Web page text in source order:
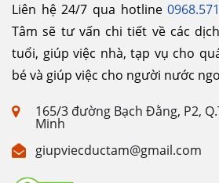
Liên hệ 24/7 qua hotline
Tâm sẽ tư vấn chi tiết về các
tuổi, giúp việc nhà, tạp vụ cho
bé và giúp việc cho người nước
165/3 đường Bạch Đằng, P2,
Minh
giupviecductam@gmail.com